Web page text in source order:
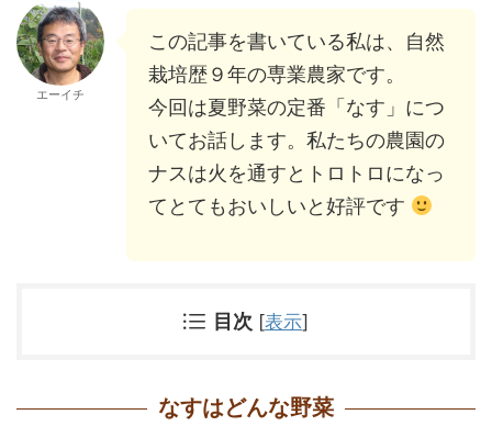
エーイチ
この記事を書いている私は、自然
栽培歴９年の専業農家です。
今回は夏野菜の定番「なす」につ
いてお話します。私たちの農園の
ナスは火を通すとトロトロになっ
てとてもおいしいと好評です
目次 [表示]
なすはどんな野菜